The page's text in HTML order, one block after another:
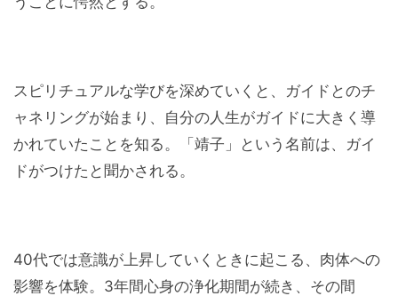
スピリチュアルな学びを深めていくと、ガイドとのチ
ャネリングが始まり、自分の人生がガイドに大きく導
かれていたことを知る。「靖子」という名前は、ガイ
ドがつけたと聞かされる。
40代では意識が上昇していくときに起こる、肉体への
影響を体験。3年間心身の浄化期間が続き、その間